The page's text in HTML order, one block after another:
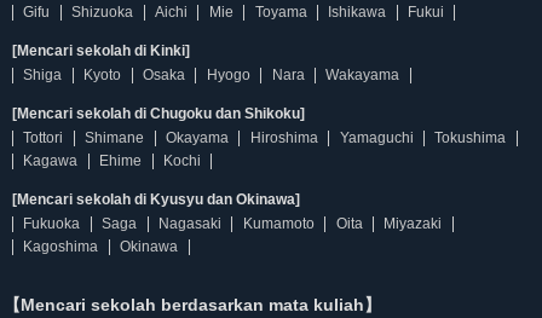
Gifu
Shizuoka Aichi Mie Toyama Ishikawa Fukui
[Mencari sekolah di Kinki]
Shiga
Kyoto Osaka Hyogo Nara Wakayama
[Mencari sekolah di Chugoku dan Shikoku]
Tottori
Shimane Okayama Hiroshima Yamaguchi
Tokushima
Kagawa
Ehime Kochi
[Mencari sekolah di Kyusyu dan Okinawa]
Fukuoka
Saga Nagasaki Kumamoto Oita
Miyazaki
Kagoshima
Okinawa
【Mencari sekolah berdasarkan mata kuliah】